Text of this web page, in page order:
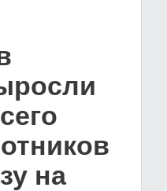
на